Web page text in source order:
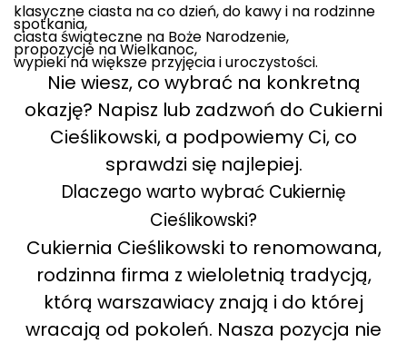
klasyczne ciasta na co dzień, do kawy i na rodzinne
spotkania,
ciasta świąteczne na Boże Narodzenie,
propozycje na Wielkanoc,
wypieki na większe przyjęcia i uroczystości.
Nie wiesz, co wybrać na konkretną
okazję? Napisz lub zadzwoń do Cukierni
Cieślikowski, a podpowiemy Ci, co
sprawdzi się najlepiej.
Dlaczego warto wybrać Cukiernię
Cieślikowski?
Cukiernia Cieślikowski to renomowana,
rodzinna firma z wieloletnią tradycją,
którą warszawiacy znają i do której
wracają od pokoleń. Nasza pozycja nie